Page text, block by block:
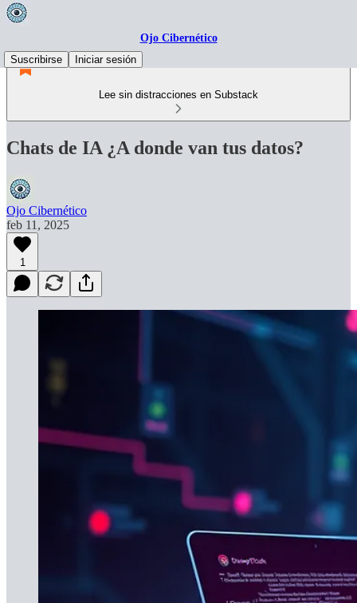
Ojo Cibernético
Suscribirse
Iniciar sesión
Lee sin distracciones en Substack
Chats de IA ¿A donde van tus datos?
Ojo Cibernético
feb 11, 2025
1